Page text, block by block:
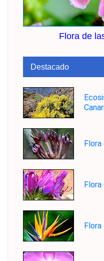
Flora de
Destacado
Flora
Flora
Flora